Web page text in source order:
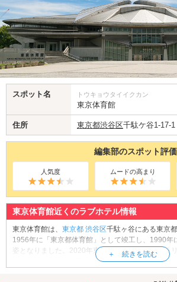
スポット名 トウキョウタイイクカン
東京体育館
住所 東京都渋谷区千駄ケ谷1-17-1
編集部のスポット評価
人気度 ムードの高まり
東京体育館近くのラブホテル情報
東京体育館は、 東京都 渋谷区千駄ヶ谷にある東京
1956年に「東京都体育館」として竣工し、1990年
姿となりました。2020年東京オリンピック・パラ
技の会場としても使用されています。延べ床面積